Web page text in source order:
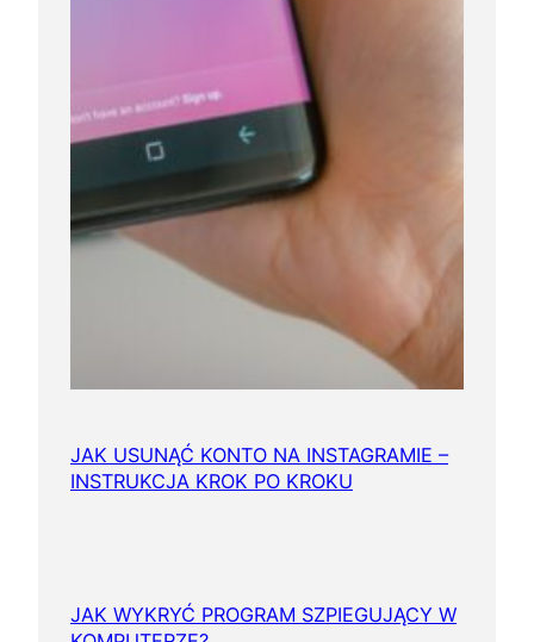
JAK USUNĄĆ KONTO NA INSTAGRAMIE –
INSTRUKCJA KROK PO KROKU
JAK WYKRYĆ PROGRAM SZPIEGUJĄCY W